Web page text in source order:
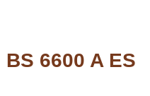
6600 A ES